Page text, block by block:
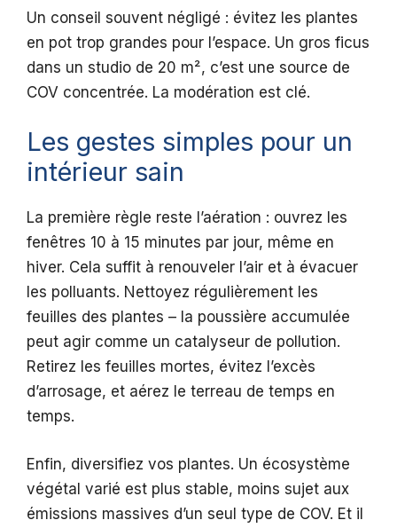
Un conseil souvent négligé : évitez les plantes
en pot trop grandes pour l’espace. Un gros ficus
dans un studio de 20 m², c’est une source de
COV concentrée. La modération est clé.
Les gestes simples pour un
intérieur sain
La première règle reste l’aération : ouvrez les
fenêtres 10 à 15 minutes par jour, même en
hiver. Cela suffit à renouveler l’air et à évacuer
les polluants. Nettoyez régulièrement les
feuilles des plantes – la poussière accumulée
peut agir comme un catalyseur de pollution.
Retirez les feuilles mortes, évitez l’excès
d’arrosage, et aérez le terreau de temps en
temps.
Enfin, diversifiez vos plantes. Un écosystème
végétal varié est plus stable, moins sujet aux
émissions massives d’un seul type de COV. Et il